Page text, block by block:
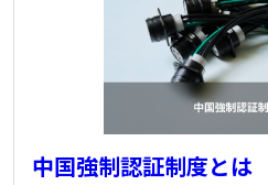
中国強制認証制度とは